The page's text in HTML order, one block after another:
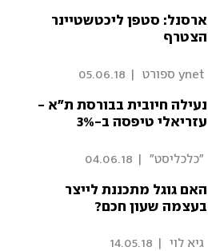
ארסנל: סטפן ליכטשטיינר
הצטרף
05.06.18
נעילה חיובית בבורסת ת"א -
עזריאלי טיפסה ב-3%
"כלכליסט" 04.06.18
האם גוגל מתכננת לייצר
בעצמה שעון חכם?
גיא לוי 14.05.18